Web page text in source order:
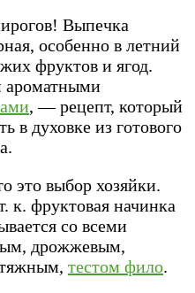
Выпечка
особенно в летний
фруктов и ягод.
ароматными
, — рецепт, который
в духовке из готового
это выбор хозяйки.
фруктовая начинка
со всеми
дрожжевым,
тестом фило.